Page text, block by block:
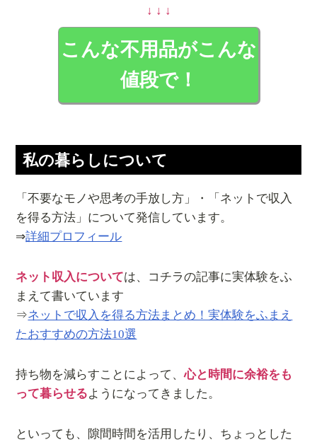
↓ ↓ ↓
こんな不用品がこんな
値段で！
私の暮らしについて
「不要なモノや思考の手放し方」・「ネットで収入
を得る方法」について発信しています。
⇒詳細プロフィール
ネット収入については、コチラの記事に実体験をふ
まえて書いています
⇒ネットで収入を得る方法まとめ！実体験をふまえ
たおすすめの方法10選
持ち物を減らすことによって、心と時間に余裕をも
って暮らせるようになってきました。
といっても、隙間時間を活用したり、ちょっとした